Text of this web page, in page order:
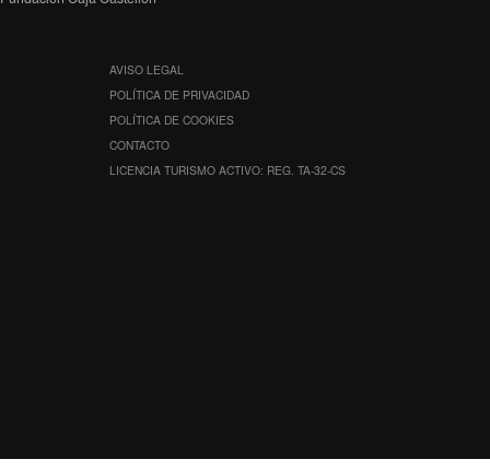
AVISO LEGAL
POLÍTICA DE PRIVACIDAD
POLÍTICA DE COOKIES
CONTACTO
LICENCIA TURISMO ACTIVO: REG. TA-32-CS